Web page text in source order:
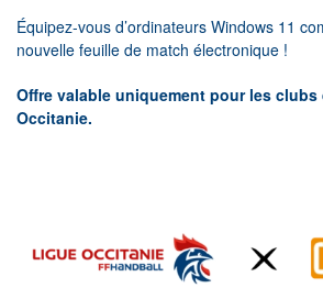
Équipez-vous d’ordinateurs Windows 11
nouvelle feuille de match électronique !
Offre valable uniquement pour les clubs
Occitanie.